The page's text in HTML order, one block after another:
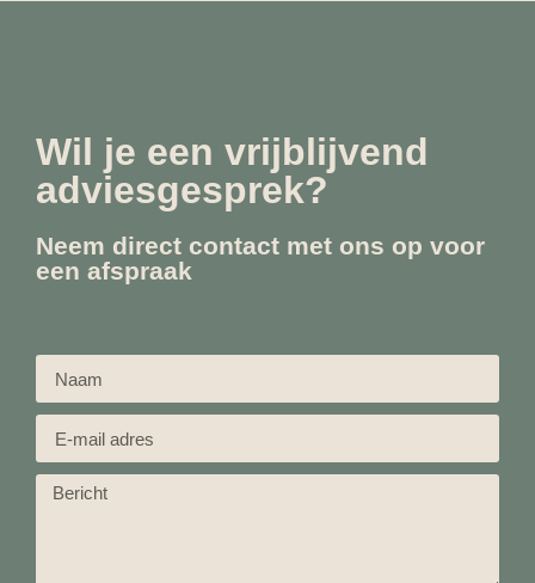
Wil je een vrijblijvend
adviesgesprek?
Neem direct contact met ons op voor
een afspraak